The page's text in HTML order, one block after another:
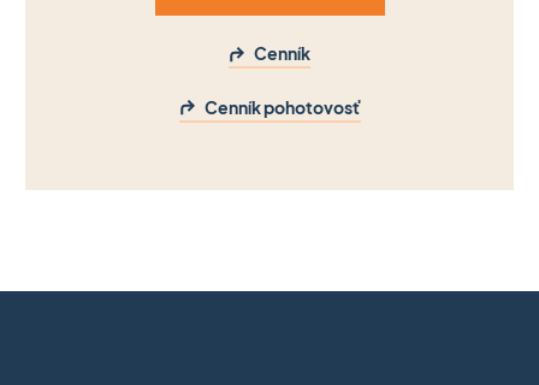
Cenník
Cenník pohotovosť